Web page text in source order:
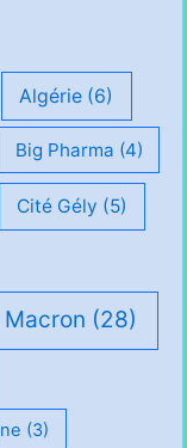
Algérie (6)
Big Pharma (4)
Cité Gély (5)
Macron (28)
(3)